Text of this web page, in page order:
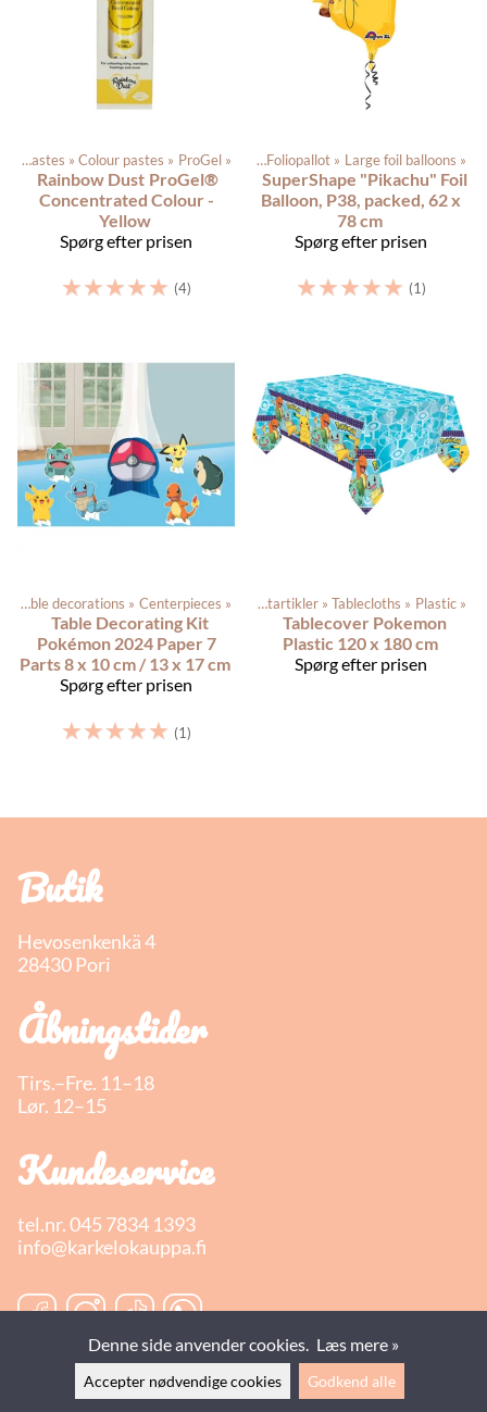
Color pastes ‪» Colour pastes ‪» ProGel ‪»
Rainbow Dust ProGel®
Concentrated Colour -
Yellow
Spørg efter prisen
☆☆☆☆☆ (4)
Produkterne ‪»Balloons ‪» Foliopallot ‪» Large foil balloons ‪»
SuperShape "Pikachu" Foil
Balloon, P38, packed, 62 x
78 cm
Spørg efter prisen
☆☆☆☆☆ (1)
Table decorations ‪» Centerpieces ‪»
Table Decorating Kit
Pokémon 2024 Paper 7
Parts 8 x 10 cm / 13 x 17 cm
Spørg efter prisen
☆☆☆☆☆ (1)
Produkterne Festartikler ‪» Tablecloths ‪» Plastic ‪»
Tablecover Pokemon
Plastic 120 x 180 cm
Spørg efter prisen
Butik
Hevosenkenkä 4
28430 Pori
Åbningstider
Tirs.–Fre. 11–18
Lør. 12–15
Kundeservice
tel.nr.045 7834 1393
info@karkelokauppa.fi
Denne side anvender cookies. Læs mere »
Accepter nødvendige cookies Godkend alle